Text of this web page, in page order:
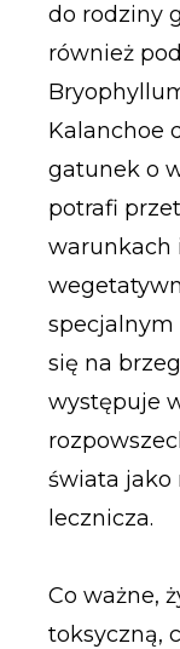
do rodziny
również
Kalanchoe
gatunek o
potrafi
warunkach
się na
występuje
świata jako
lecznicza.
Co ważne,
toksyczną,